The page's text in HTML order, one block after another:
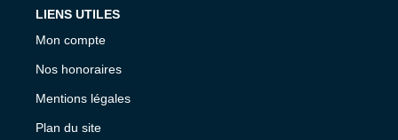
LIENS UTILES
Mon compte
Nos honoraires
Mentions légales
Plan du site